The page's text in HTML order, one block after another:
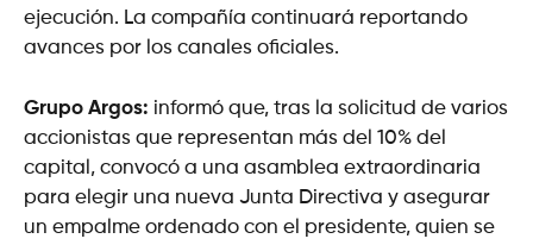
ejecución. La compañía continuará reportando
avances por los canales oficiales.
Grupo Argos: informó que, tras la solicitud de varios
accionistas que representan más del 10% del
capital, convocó a una asamblea extraordinaria
para elegir una nueva Junta Directiva y asegurar
un empalme ordenado con el presidente, quien se